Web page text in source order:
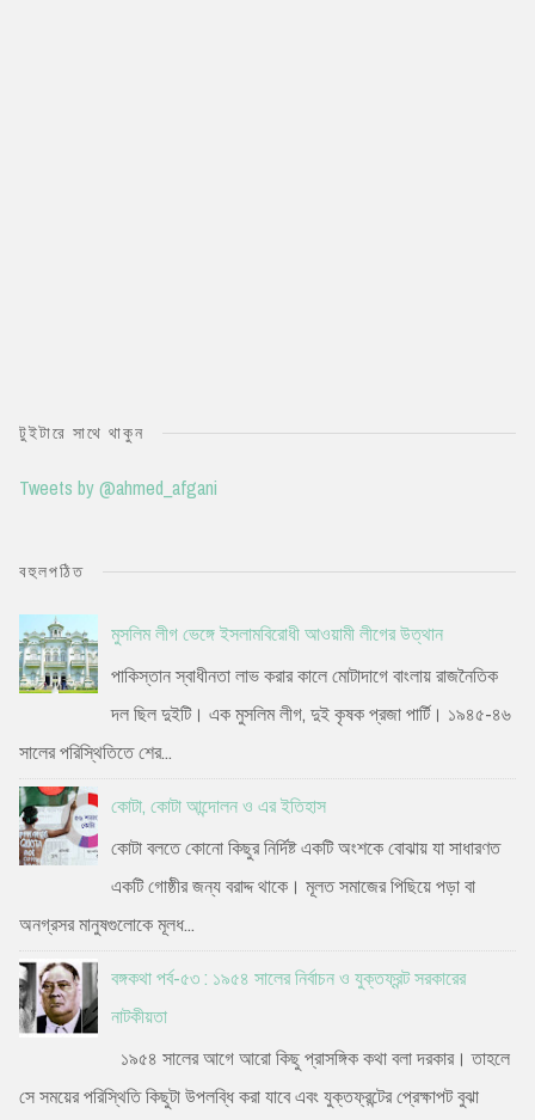
টুইটারে সাথে থাকুন
Tweets by @ahmed_afgani
বহুলপঠিত
মুসলিম লীগ ভেঙ্গে ইসলামবিরোধী আওয়ামী লীগের উত্থান
পাকিস্তান স্বাধীনতা লাভ করার কালে মোটাদাগে বাংলায় রাজনৈতিক
দল ছিল দুইটি। এক মুসলিম লীগ, দুই কৃষক প্রজা পার্টি। ১৯৪৫-৪৬
সালের পরিস্থিতিতে শের...
কোটা, কোটা আন্দোলন ও এর ইতিহাস
কোটা বলতে কোনো কিছুর নির্দিষ্ট একটি অংশকে বোঝায় যা সাধারণত
একটি গোষ্ঠীর জন্য বরাদ্দ থাকে। মূলত সমাজের পিছিয়ে পড়া বা
অনগ্রসর মানুষগুলোকে মূলধ...
বঙ্গকথা পর্ব-৫৩ : ১৯৫৪ সালের নির্বাচন ও যুক্তফ্রন্ট সরকারের
নাটকীয়তা
১৯৫৪ সালের আগে আরো কিছু প্রাসঙ্গিক কথা বলা দরকার। তাহলে
সে সময়ের পরিস্থিতি কিছুটা উপলব্ধি করা যাবে এবং যুক্তফ্রন্টের প্রেক্ষাপট বুঝা